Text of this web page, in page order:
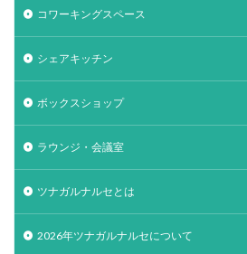
コワーキングスペース
シェアキッチン
ボックスショップ
ラウンジ・会議室
ツナガルナルセとは
2026年ツナガルナルセについて